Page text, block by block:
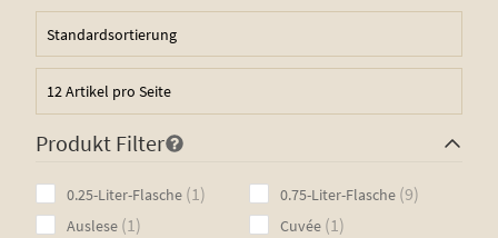
Grau­bur­gun­der
Ker­ner
Mül­ler-Thur­gau
Ries­ling
Produkt Filter
0.25-Liter-Flasche 1 1
product
0.75-Liter-Flasche 99
Auslese 1 1
Cuvée 1 1